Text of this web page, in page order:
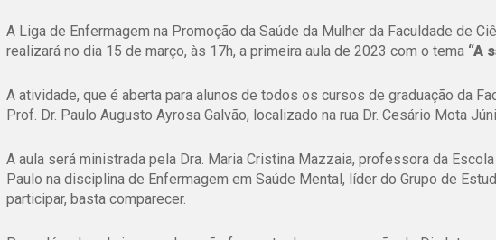
A Liga de Enfermagem na Promoção da Saúde da Mulher da Faculdade de
realizará no dia 15 de março, às 17h, a primeira aula de 2023 com o tema “A
A atividade, que é aberta para alunos de todos os cursos de graduação da
Prof. Dr. Paulo Augusto Ayrosa Galvão, localizado na rua Dr. Cesário Mota
A aula será ministrada pela Dra. Maria Cristina Mazzaia, professora da
Paulo na disciplina de Enfermagem em Saúde Mental, líder do Grupo de
participar, basta comparecer.